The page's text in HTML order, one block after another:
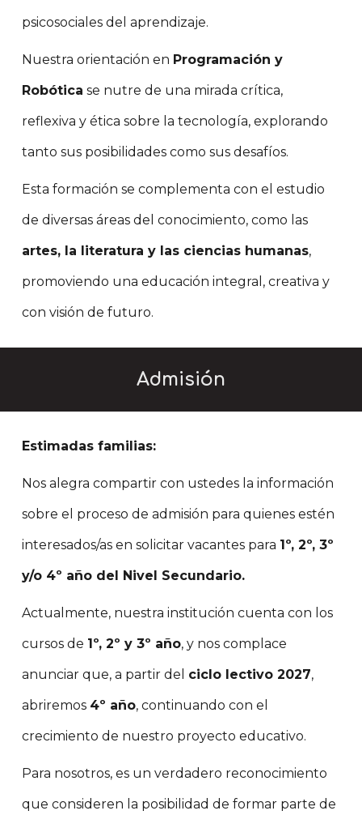
psicosociales del aprendizaje.
Nuestra orientación en Programación y
Robótica se nutre de una mirada crítica,
reflexiva y ética sobre la tecnología, explorando
tanto sus posibilidades como sus desafíos.
Esta formación se complementa con el estudio
de diversas áreas del conocimiento, como las
artes, la literatura y las ciencias humanas,
promoviendo una educación integral, creativa y
con visión de futuro.
Admisión
Estimadas familias:
Nos alegra compartir con ustedes la información
sobre el proceso de admisión para quienes estén
interesados/as en solicitar vacantes para 1º, 2º, 3º
y/o 4º año del Nivel Secundario.
Actualmente, nuestra institución cuenta con los
cursos de 1º, 2º y 3º año, y nos complace
anunciar que, a partir del ciclo lectivo 2027,
abriremos 4º año, continuando con el
crecimiento de nuestro proyecto educativo.
Para nosotros, es un verdadero reconocimiento
que consideren la posibilidad de formar parte de